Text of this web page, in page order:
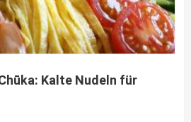
Kalte Nudeln für